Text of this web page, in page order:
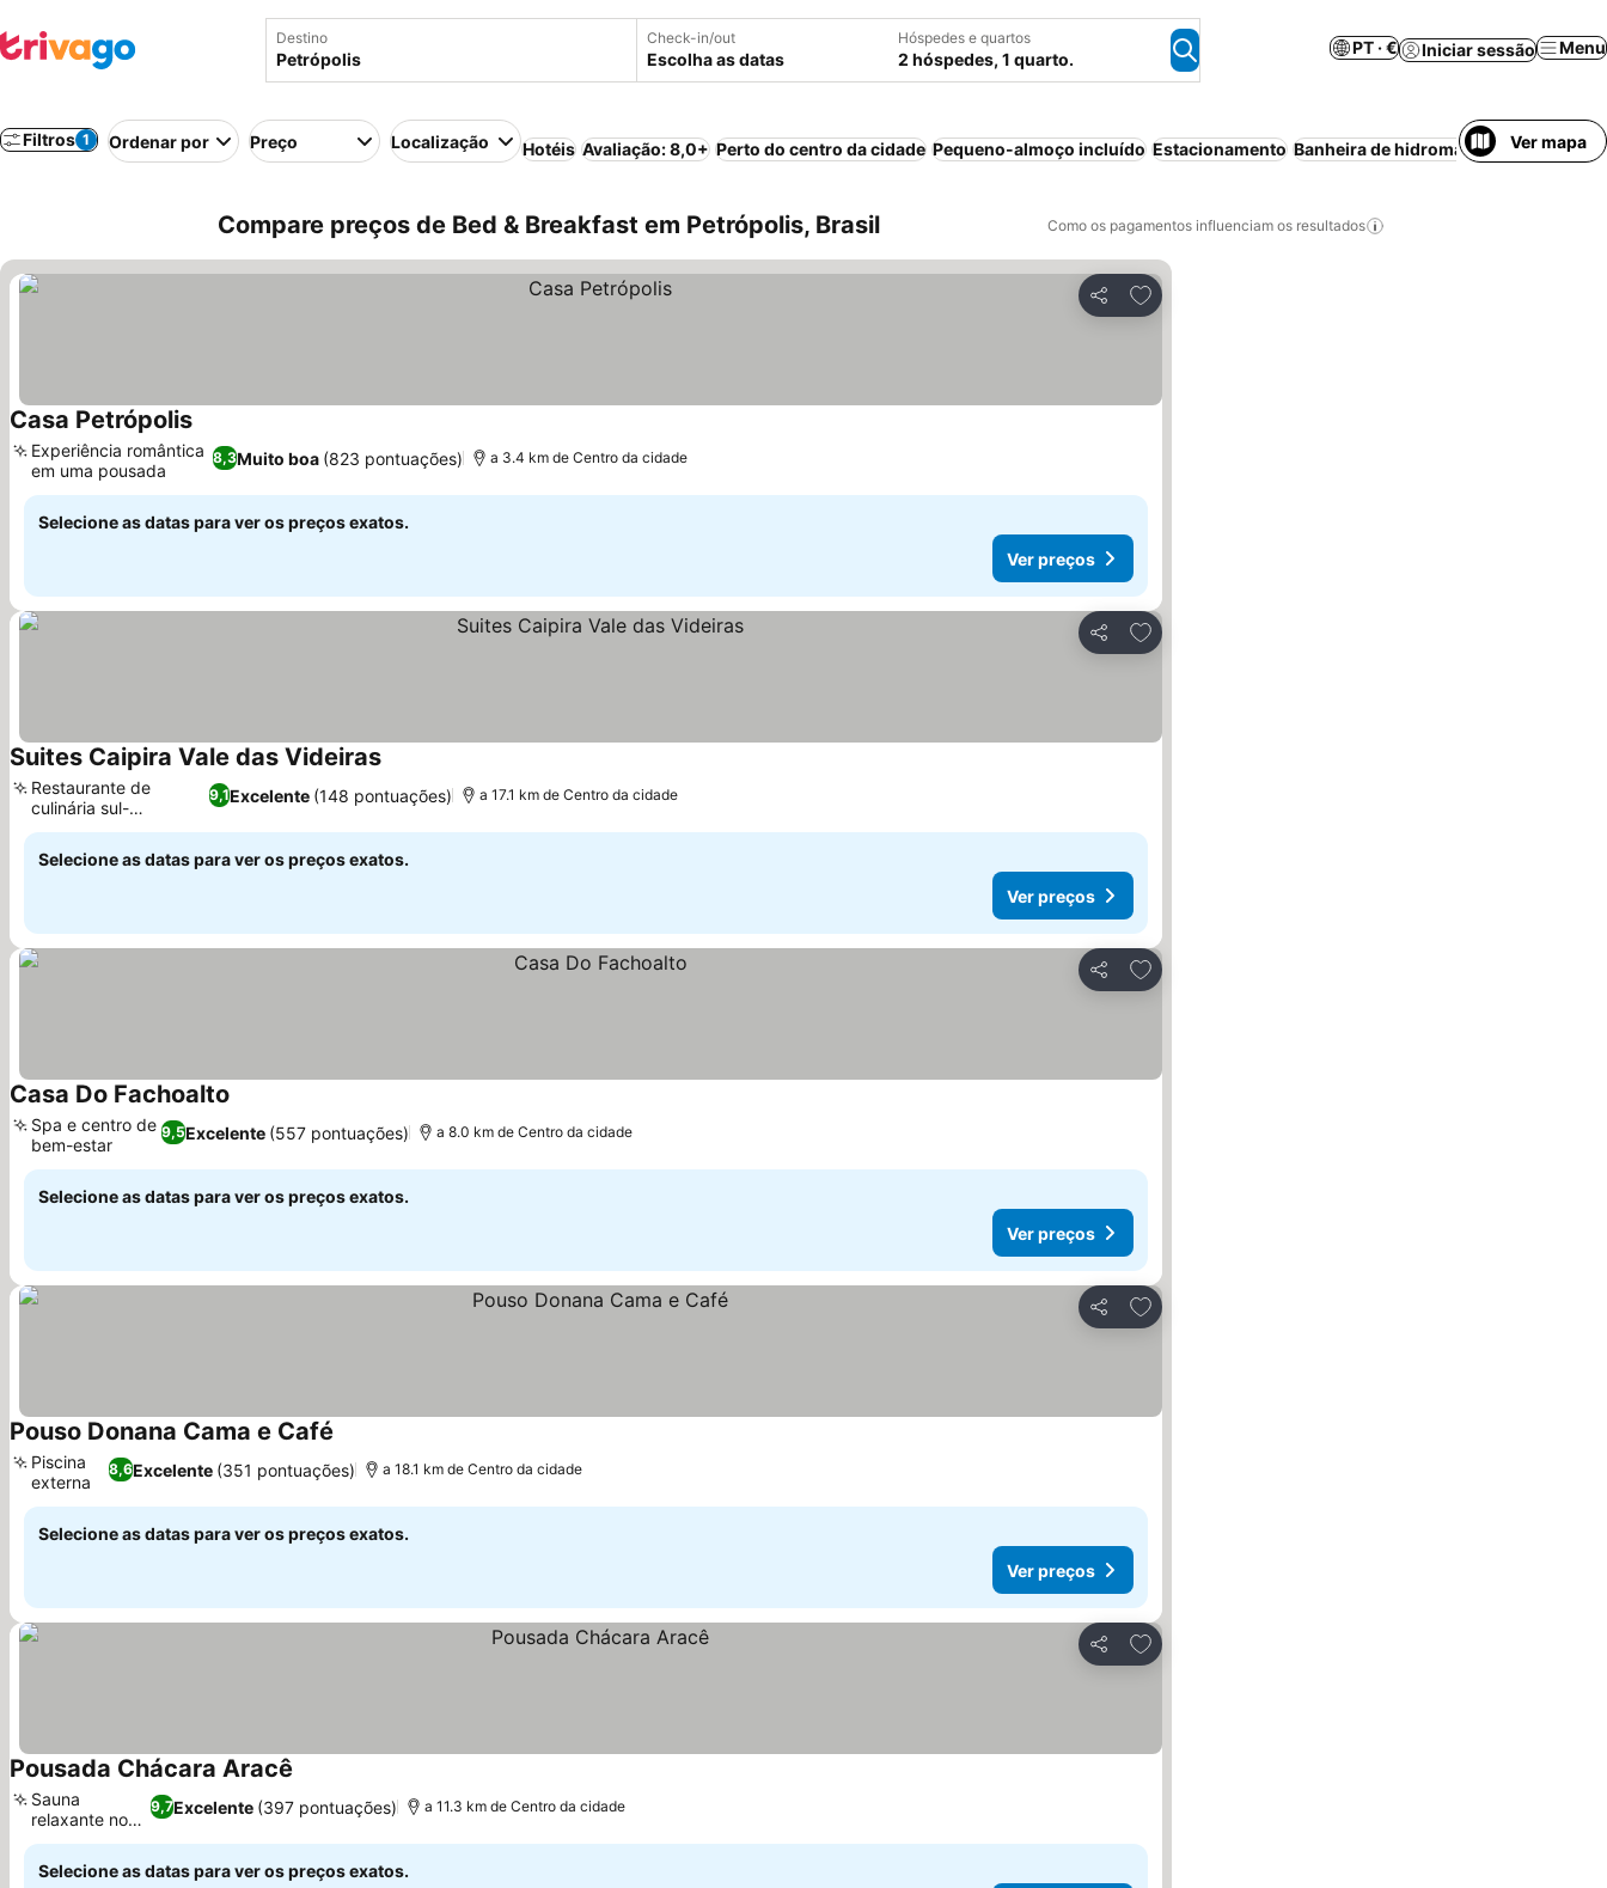
Destino Check-in/out
Escolha as datas
Hóspedes e quartos
2 hóspedes, 1 quarto.
PT · € Iniciar sessão Menu
Filtros 1 Ordenar por Preço Localização Hotéis Avaliação: 8,0+ Perto do centro da cidade Pequeno-almoço incluído Estacionamento Banheira de hidromassagem Wi-fi
Ver mapa
Compare preços de Bed & Breakfast em Petrópolis, Brasil Como os pagamentos influenciam os resultados
Partilhar
Adicionar aos favoritos
Casa Petrópolis
8,3Muito boa (823 pontuações)
Experiência romântica
em uma pousada
a 3.4 km de Centro da cidade
Selecione as datas para ver os preços exatos.
Ver preços
Partilhar
Adicionar aos favoritos
Suites Caipira Vale das Videiras
9,1Excelente (148 pontuações)
Restaurante de
culinária sul-
americana
a 17.1 km de Centro da cidade
Selecione as datas para ver os preços exatos.
Ver preços
Partilhar
Adicionar aos favoritos
Casa Do Fachoalto
9,5Excelente (557 pontuações)
Spa e centro de
bem-estar
a 8.0 km de Centro da cidade
Selecione as datas para ver os preços exatos.
Ver preços
Partilhar
Adicionar aos favoritos
Pouso Donana Cama e Café
8,6Excelente (351 pontuações)
Piscina
externa
a 18.1 km de Centro da cidade
Selecione as datas para ver os preços exatos.
Ver preços
Partilhar
Adicionar aos favoritos
Pousada Chácara Aracê
9,7Excelente (397 pontuações)
Sauna
relaxante no
local
a 11.3 km de Centro da cidade
Selecione as datas para ver os preços exatos.